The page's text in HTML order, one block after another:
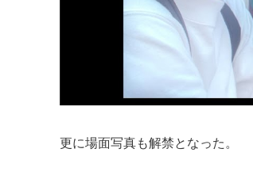
更に場面写真も解禁となった。